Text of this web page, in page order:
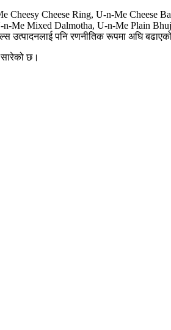
Cheesy Cheese Ring, U-n-Me Cheese
Me Mixed Dalmotha, U-n-Me Plain
पनि रणनीतिक रूपमा अघि
छ।